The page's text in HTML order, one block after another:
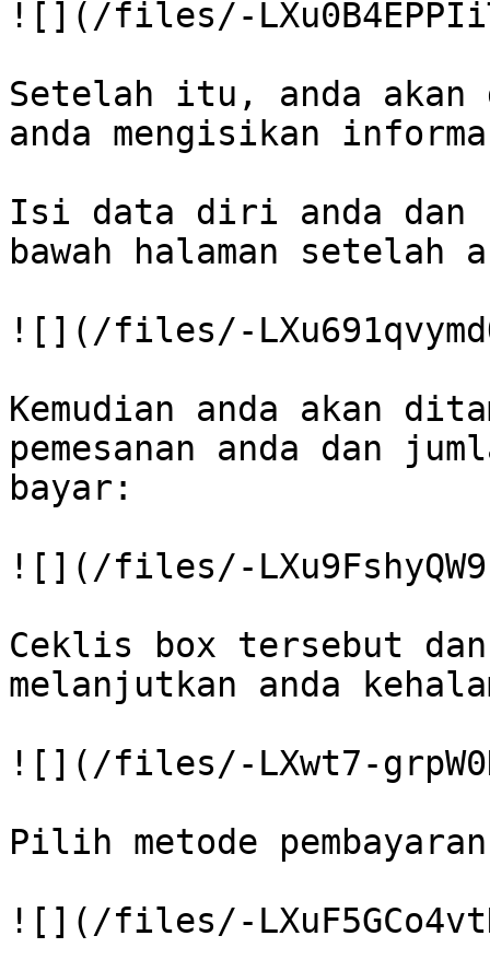
![](/files/-
Setelah itu, anda akan
anda mengisikan
Isi data diri anda dan
bawah halaman setelah
![](/files/-
Kemudian anda akan
pemesanan anda dan
bayar:
![](/files/-
Ceklis box tersebut
melanjutkan anda
![](/files/-LXwt7-
Pilih metode
![](/files/-